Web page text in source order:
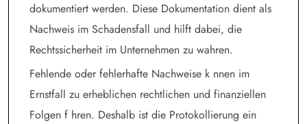
dokumentiert werden. Diese Dokumentation dient als
Nachweis im Schadensfall und hilft dabei, die
Rechtssicherheit im Unternehmen zu wahren.
Fehlende oder fehlerhafte Nachweise k nnen im
Ernstfall zu erheblichen rechtlichen und finanziellen
Folgen f hren. Deshalb ist die Protokollierung ein